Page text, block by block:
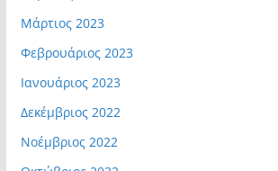
Μάρτιος 2023
Φεβρουάριος 2023
Ιανουάριος 2023
Δεκέμβριος 2022
Νοέμβριος 2022